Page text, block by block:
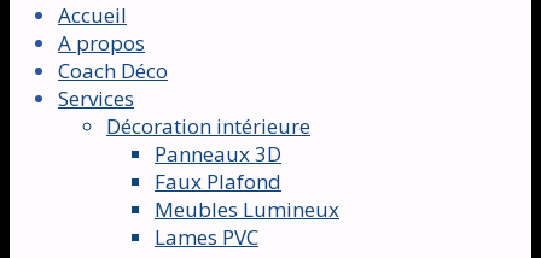
Accueil
A propos
Coach Déco
Services
Décoration intérieure
Panneaux 3D
Faux Plafond
Meubles Lumineux
Lames PVC